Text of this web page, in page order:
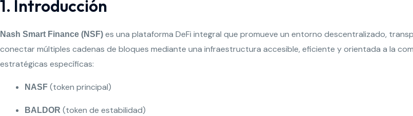
1. Introducción
Nash Smart Finance (NSF) es una plataforma DeFi integral que promueve un entorno descentralizado,
conectar múltiples cadenas de bloques mediante una infraestructura accesible, eficiente y orientada a la
estratégicas específicas:
NASF (token principal)
BALDOR (token de estabilidad)